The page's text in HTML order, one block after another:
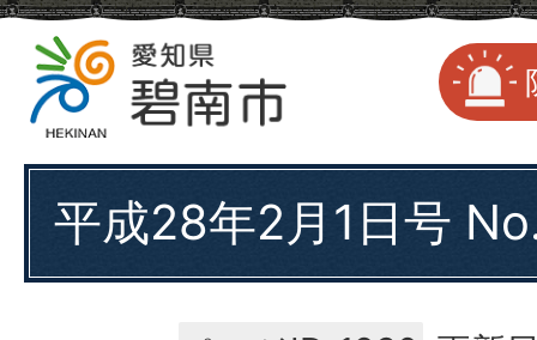
平成28年2月1日号